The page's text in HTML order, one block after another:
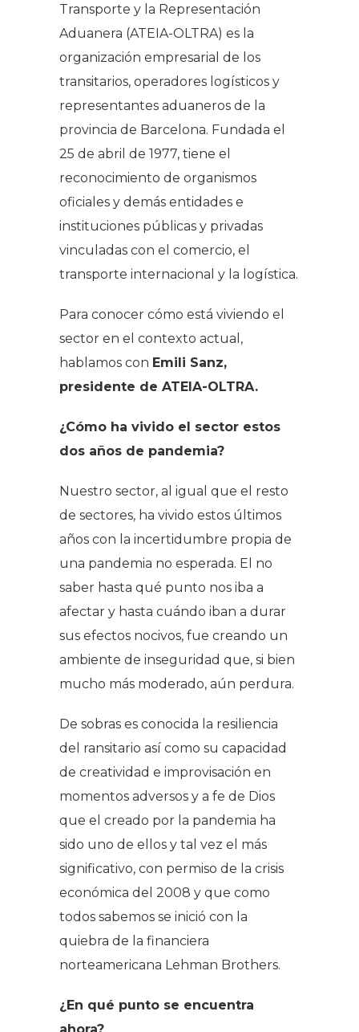
Transporte y la Representación
Aduanera (ATEIA-OLTRA) es la
organización empresarial de los
transitarios, operadores logísticos y
representantes aduaneros de la
provincia de Barcelona. Fundada el
25 de abril de 1977, tiene el
reconocimiento de organismos
oficiales y demás entidades e
instituciones públicas y privadas
vinculadas con el comercio, el
transporte internacional y la logística.
Para conocer cómo está viviendo el
sector en el contexto actual,
hablamos con Emili Sanz,
presidente de ATEIA-OLTRA.
¿Cómo ha vivido el sector estos
dos años de pandemia?
Nuestro sector, al igual que el resto
de sectores, ha vivido estos últimos
años con la incertidumbre propia de
una pandemia no esperada. El no
saber hasta qué punto nos iba a
afectar y hasta cuándo iban a durar
sus efectos nocivos, fue creando un
ambiente de inseguridad que, si bien
mucho más moderado, aún perdura.
De sobras es conocida la resiliencia
del ransitario así como su capacidad
de creatividad e improvisación en
momentos adversos y a fe de Dios
que el creado por la pandemia ha
sido uno de ellos y tal vez el más
significativo, con permiso de la crisis
económica del 2008 y que como
todos sabemos se inició con la
quiebra de la financiera
norteamericana Lehman Brothers.
¿En qué punto se encuentra